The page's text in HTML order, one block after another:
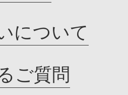
について
ご質問